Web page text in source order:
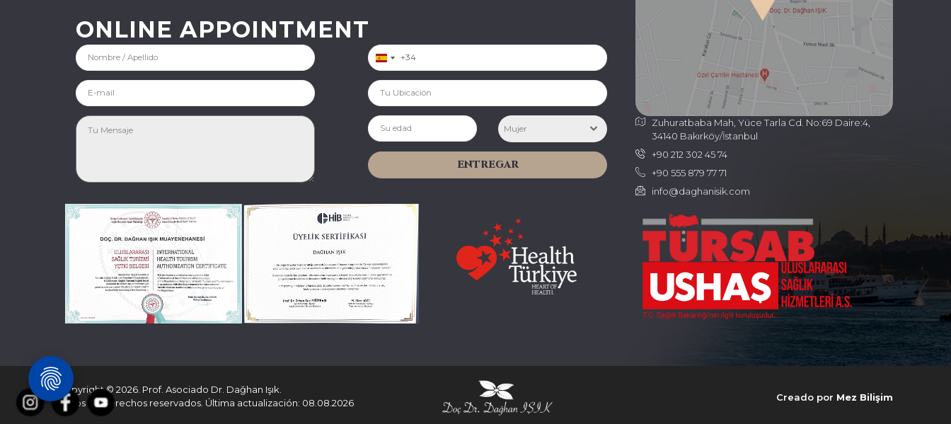
ONLINE APPOINTMENT
Spain +34
Mujer
ENTREGAR
Zuhuratbaba Mah, Yüce Tarla Cd. No:69 Daire:4,
34140 Bakırköy/İstanbul
+90 212 302 45 74
+90 555 879 77 71
info@daghanisik.com
Copyright © 2026. Prof. Asociado Dr. Dağhan Işık.
Todos los derechos reservados. Última actualización: 08.08.2026
Creado por Mez Bilişim